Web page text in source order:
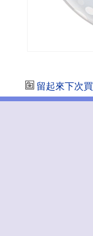
留起來下次買